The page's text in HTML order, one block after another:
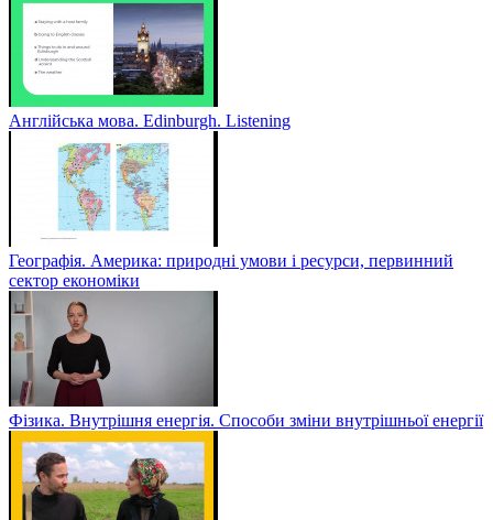
Англійська мова. Edinburgh. Listening
Географія. Америка: природні умови і ресурси, первинний
сектор економіки
Фізика. Внутрішня енергія. Способи зміни внутрішньої енергії